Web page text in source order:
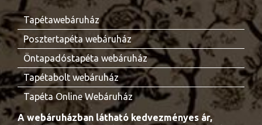
Tapétawebáruház
Posztertapéta webáruház
Öntapadóstapéta webáruház
Tapétabolt webáruház
Tapéta Online Webáruház
A webáruházban látható kedvezményes ár,